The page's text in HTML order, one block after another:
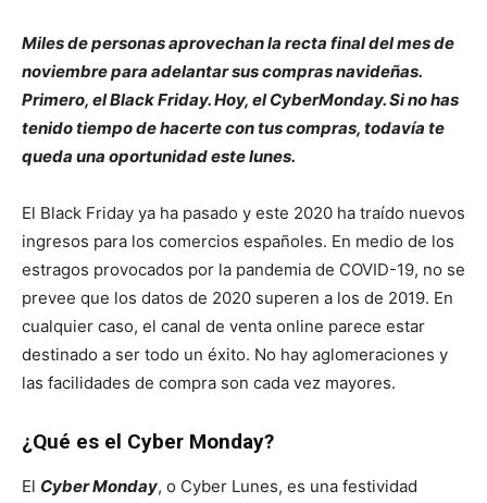
Miles de personas aprovechan la recta final del mes de
noviembre para adelantar sus compras navideñas.
Primero, el Black Friday. Hoy, el CyberMonday. Si no has
tenido tiempo de hacerte con tus compras, todavía te
queda una oportunidad este lunes.
El Black Friday ya ha pasado y este 2020 ha traído nuevos
ingresos para los comercios españoles. En medio de los
estragos provocados por la pandemia de COVID-19, no se
prevee que los datos de 2020 superen a los de 2019. En
cualquier caso, el canal de venta online parece estar
destinado a ser todo un éxito. No hay aglomeraciones y
las facilidades de compra son cada vez mayores.
¿Qué es el Cyber Monday?
El Cyber Monday, o Cyber Lunes, es una festividad